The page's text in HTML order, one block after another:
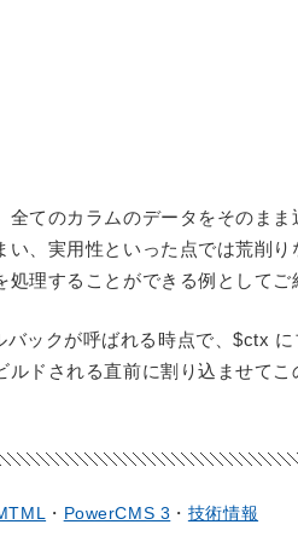
全てのカラムのデータをそのま
い、実用性といった点では荒削
処理することができる例としてご
バックが呼ばれる時点で、$ctx
ルドされる直前に割り込ませてこ
PowerCMS 3 技術情報